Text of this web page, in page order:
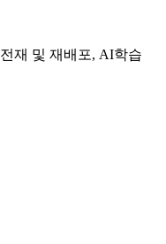
재 및 재배포, AI학습